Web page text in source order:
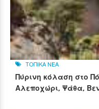
ΤΟΠΙΚΑ ΝΕΑ
Πύρινη κόλαση στο
Αλεποχώρι, Ψάθα,